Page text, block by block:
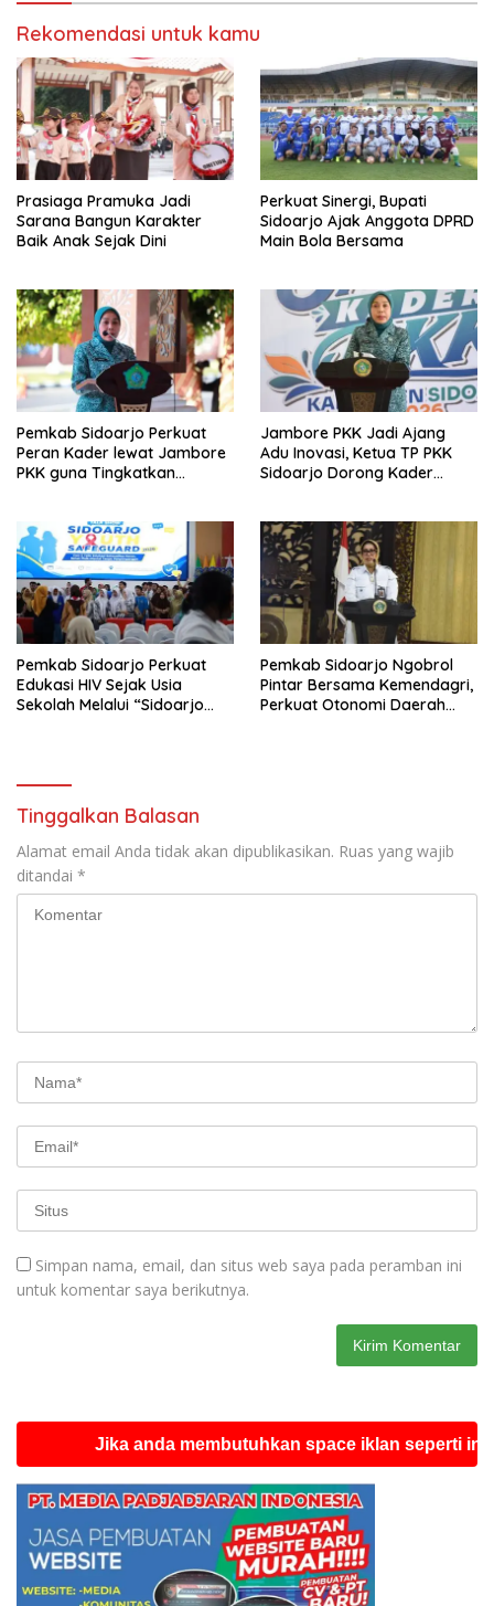
Rekomendasi untuk kamu
Prasiaga Pramuka Jadi
Sarana Bangun Karakter
Baik Anak Sejak Dini
Perkuat Sinergi, Bupati
Sidoarjo Ajak Anggota DPRD
Main Bola Bersama
Pemkab Sidoarjo Perkuat
Peran Kader lewat Jambore
PKK guna Tingkatkan
Jambore PKK Jadi Ajang
Adu Inovasi, Ketua TP PKK
Sidoarjo Dorong Kader
Pemkab Sidoarjo Perkuat
Edukasi HIV Sejak Usia
Sekolah Melalui “Sidoarjo
Pemkab Sidoarjo Ngobrol
Pintar Bersama Kemendagri,
Perkuat Otonomi Daerah
Tinggalkan Balasan
Alamat email Anda tidak akan dipublikasikan. Ruas yang wajib
ditandai *
Simpan nama, email, dan situs web saya pada peramban ini
untuk komentar saya berikutnya.
Jika anda membutuhkan space iklan seperti ini silahkan